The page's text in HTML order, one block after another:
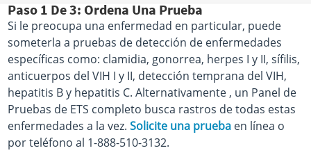
Paso 1 De 3: Ordena Una Prueba
Si le preocupa una enfermedad en particular, puede
someterla a pruebas de detección de enfermedades
específicas como: clamidia, gonorrea, herpes I y II, sífilis,
anticuerpos del VIH I y II, detección temprana del VIH,
hepatitis B y hepatitis C. Alternativamente , un Panel de
Pruebas de ETS completo busca rastros de todas estas
enfermedades a la vez.Solicite una prueba en línea o
por teléfono al 1-888-510-3132.